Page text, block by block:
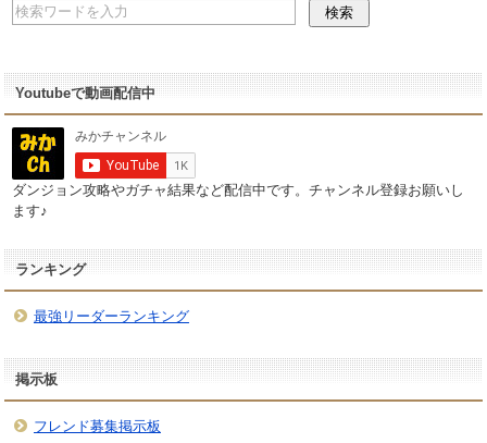
Youtubeで動画配信中
ダンジョン攻略やガチャ結果など配信中です。チャンネル登録お願いし
ます♪
ランキング
最強リーダーランキング
掲示板
フレンド募集掲示板